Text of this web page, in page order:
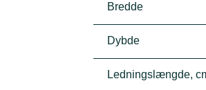
Bredde
Dybde
Ledningslængde,